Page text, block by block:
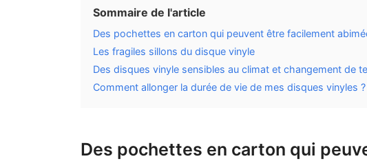
Sommaire de l'article
Des pochettes en carton qui peuvent être facilement
Les fragiles sillons du disque vinyle
Des disques vinyle sensibles au climat et changement de
Comment allonger la durée de vie de mes disques vinyles ?
Des pochettes en carton qui